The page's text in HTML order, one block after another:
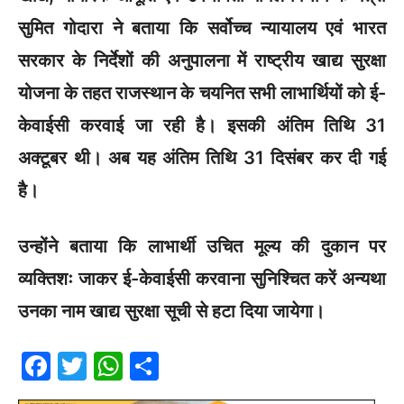
सुमित गोदारा ने बताया कि सर्वोच्च न्यायालय एवं भारत
सरकार के निर्देशों की अनुपालना में राष्ट्रीय खाद्य सुरक्षा
योजना के तहत राजस्थान के चयनित सभी लाभार्थियों को ई-
केवाईसी करवाई जा रही है। इसकी अंतिम तिथि 31
अक्टूबर थी। अब यह अंतिम तिथि 31 दिसंबर कर दी गई
है।
उन्होंने बताया कि लाभार्थी उचित मूल्य की दुकान पर
व्यक्तिशः जाकर ई-केवाईसी करवाना सुनिश्चित करें अन्यथा
उनका नाम खाद्य सुरक्षा सूची से हटा दिया जायेगा।
F
a
T
w
W
h h